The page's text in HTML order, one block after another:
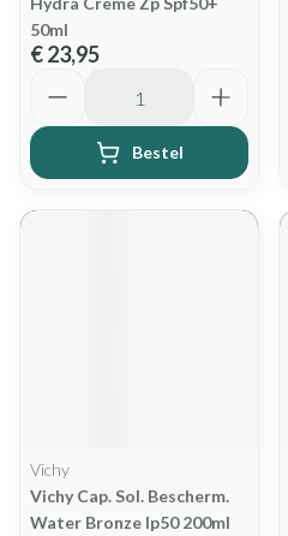
50ml
€ 23,95
Bestel
Vichy
Vichy Cap. Sol. Bescherm.
Water Bronze Ip50 200ml